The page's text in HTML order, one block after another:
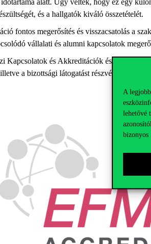
A
lehetővé
bizonyos
időtartama alatt. Úgy vélték, hogy ez egy
és a hallgatók kiváló összetételét.
fontos megerősítés és visszacsatolás a
vállalati és alumni kapcsolatok
Kapcsolatok és Akkreditációk és az
a bizottsági látogatást részvételükkel